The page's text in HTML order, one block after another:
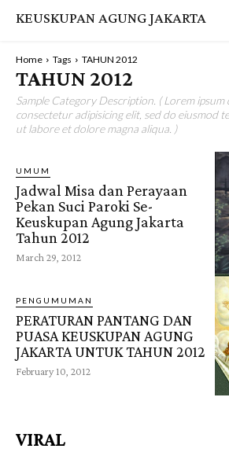
KEUSKUPAN AGUNG JAKARTA
Home Tags TAHUN 2012
TAHUN 2012
Sample Category Description. ( Lorem ipsum
consectetur adipisicing elit, sed do eiusmod
ut labore et dolore magna aliqua. )
UMUM
Jadwal Misa dan Perayaan
Pekan Suci Paroki Se-
Keuskupan Agung Jakarta
Tahun 2012
March 29, 2012
PENGUMUMAN
PERATURAN PANTANG DAN
PUASA KEUSKUPAN AGUNG
JAKARTA UNTUK TAHUN 2012
February 10, 2012
VIRAL